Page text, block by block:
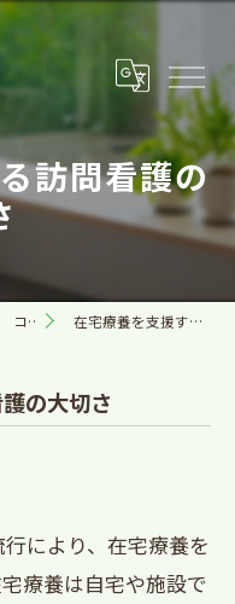
訪問看護の
コラム 在宅療養を支援する訪問看護の大切さ
の大切さ
により、在宅療養を
療養は自宅や施設で